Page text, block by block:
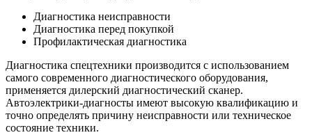
Диагностика неисправности
Диагностика перед покупкой
Профилактическая диагностика
Диагностика спецтехники производится с использованием
самого современного диагностического оборудования,
применяется дилерский диагностический сканер.
Автоэлектрики-диагносты имеют высокую квалификацию и
точно определять причину неисправности или техническое
состояние техники.